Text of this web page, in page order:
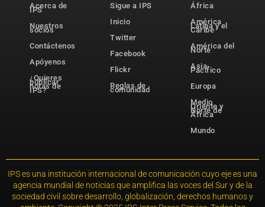
Acerca de
IPS
Nuestros
socios
Contáctenos
Apóyenos
¿Quieres
publicar
notas de
IPS?
Sigue a IPS
Inicio
Twitter
Facebook
Flickr
Reglas de
comunidad
África
América
Latina y el
Caribe
América del
Norte
Asia-
Pacífico
Europa
Medio
Oriente y
Norte de
África
Mundo
IPS es una institución internacional de comunicación cuyo eje es una
agencia mundial de noticias que amplifica las voces del Sur y de la
sociedad civil sobre desarrollo, globalización, derechos humanos y